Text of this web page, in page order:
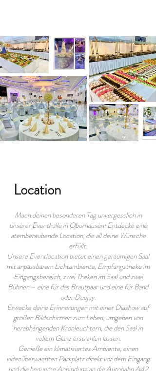
Location
Mach deinen besonderen Tag unvergesslich in
unserer Eventhalle in Oberhausen! Entdecke eine
atemberaubende Location, die all deine Wünsche
erfüllt.
Unsere Eventlocation bietet einen geräumigen Saal
mit anpassbarem Lichtambiente, Empfangstheke im
Eingangsbereich, zwei Theken im Saal und zwei
Bühnen – eine für das Brautpaar und eine für Band
oder Deejay.
Erwecke deine Erinnerungen mit einer Diashow auf
großen Bildschirmen zum Leben, umgeben von
herabhängenden Kronleuchtern, die den Saal in
vollem Glanz erstrahlen lassen.
Genieße ein klimatisiertes Ambiente, einen
videoüberwachten Parkplatz direkt vor dem Eingang